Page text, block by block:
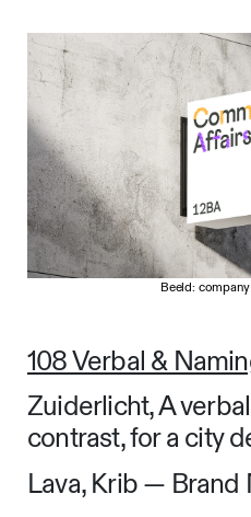
Beeld:
108 Verbal &
Zuiderlicht, A
contrast, for a city
Lava, Krib — Brand